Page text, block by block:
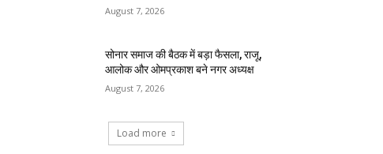
August 7, 2026
सोनार समाज की बैठक में बड़ा फैसला, राजू,
आलोक और ओमप्रकाश बने नगर अध्यक्ष
August 7, 2026
Load more